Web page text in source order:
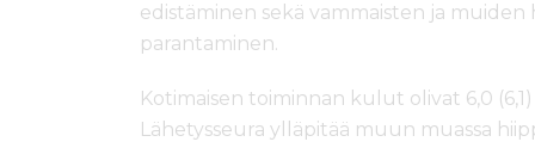
edistäminen sekä vammaisten ja
parantaminen.
Kotimaisen toiminnan kulut olivat 6,0
Lähetysseura ylläpitää muun muassa